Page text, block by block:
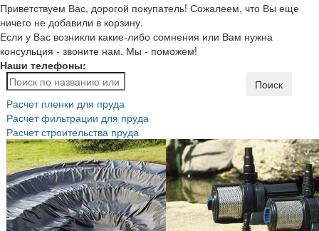
Приветствуем Вас, дорогой покупатель! Сожалеем, что Вы еще
ничего не добавили в корзину.
Если у Вас возникли какие-либо сомнения или Вам нужна
консульция - звоните нам. Мы - поможем!
Наши телефоны:
Поиск
Расчет пленки для пруда
Расчет фильтрации для пруда
Расчет строительства пруда